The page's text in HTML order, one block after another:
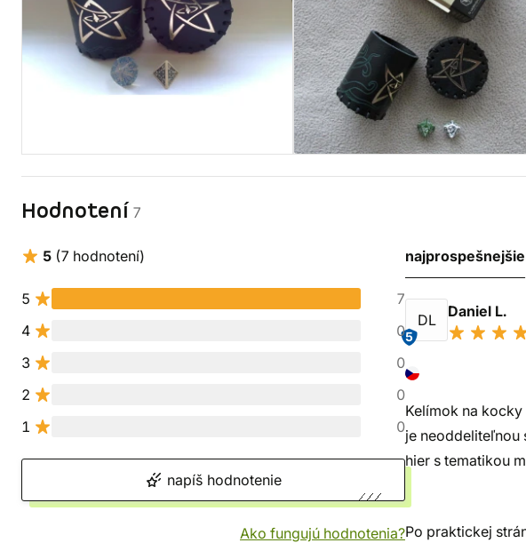
Hodnotení 7
5 (7 hodnotení)
5
7
4
0
3
0
2
0
1
0
napíš hodnotenie
Ako fungujú hodnotenia?
najprospešnejšie
DL
5
Daniel L.
Kelímok na
je neoddeliteľnou
hier s tematikou
Po praktickej